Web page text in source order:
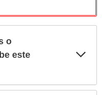
o
este